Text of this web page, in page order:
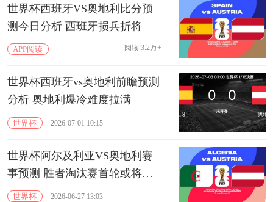
世界杯西班牙VS奥地利比分预
测今日分析 西班牙损兵折将
APP阅读 阅读:3.2万+
世界杯西班牙vs奥地利前瞻预测
分析 奥地利爆冷难度拉满
世界杯 2026-07-01 10:15
世界杯阿尔及利亚VS奥地利赛
事预测 胜者淘汰赛首轮或将面
对西班牙
世界杯 2026-06-27 13:03